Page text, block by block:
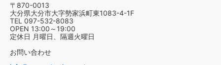
〒870-0013
大分県大分市大字勢家浜町東1083-4-1F
TEL 097-532-8083
OPEN 13:00～19:00
定休日 月曜日、隔週火曜日
お問い合わせ